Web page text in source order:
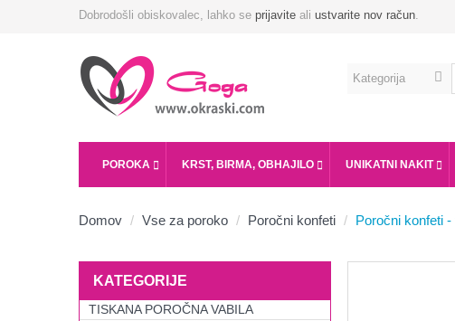
Dobrodošli obiskovalec, lahko se prijavite ali ustvarite nov račun.
POROKA KRST, BIRMA, OBHAJILO UNIKATNI NAKIT
Domov Vse za poroko Poročni konfeti Poročni konfeti
KATEGORIJE
TISKANA POROČNA VABILA